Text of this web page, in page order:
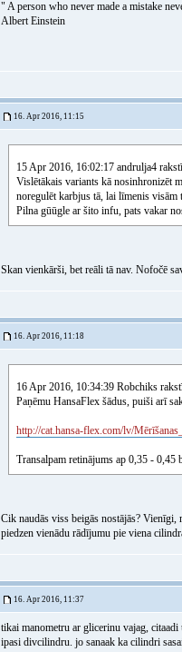
" A person who never made a mistake
Albert Einstein
16. Apr 2016, 11:15
15 Apr 2016, 16:02:17 andrulja4
Vislētākais variants kā nosinhronizēt
noregulēt karbjus tā, lai līmenis
Pilna gūūgle ar šito infu, pats vakar
Skan vienkārši, bet reāli tā nav. Nofočē
16. Apr 2016, 11:18
16 Apr 2016, 10:34:39 Robchiks
Paņēmu HansaFlex šādus, puiši arī
http://cat.hansa-flex.com/lv/
Transalpam retinājums ap 0,35 - 0,45
Cik naudās viss beigās nostājās? Vienīgi,
piedzen vienādu rādījumu pie viena
16. Apr 2016, 11:37
tikai manometru ar glicerinu vajag,
ipasi divcilindru. jo sanaak ka cilindri